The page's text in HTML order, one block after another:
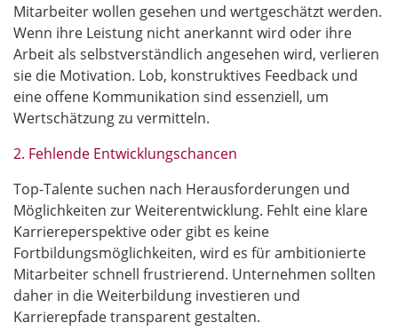
Mitarbeiter wollen gesehen und wertgeschätzt werden.
Wenn ihre Leistung nicht anerkannt wird oder ihre
Arbeit als selbstverständlich angesehen wird, verlieren
sie die Motivation. Lob, konstruktives Feedback und
eine offene Kommunikation sind essenziell, um
Wertschätzung zu vermitteln.
2. Fehlende Entwicklungschancen
Top-Talente suchen nach Herausforderungen und
Möglichkeiten zur Weiterentwicklung. Fehlt eine klare
Karriereperspektive oder gibt es keine
Fortbildungsmöglichkeiten, wird es für ambitionierte
Mitarbeiter schnell frustrierend. Unternehmen sollten
daher in die Weiterbildung investieren und
Karrierepfade transparent gestalten.